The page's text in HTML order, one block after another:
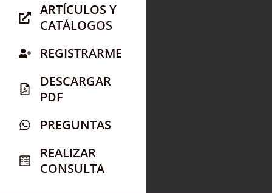
ARTÍCULOS Y
CATÁLOGOS
REGISTRARME
DESCARGAR
PDF
PREGUNTAS
REALIZAR
CONSULTA